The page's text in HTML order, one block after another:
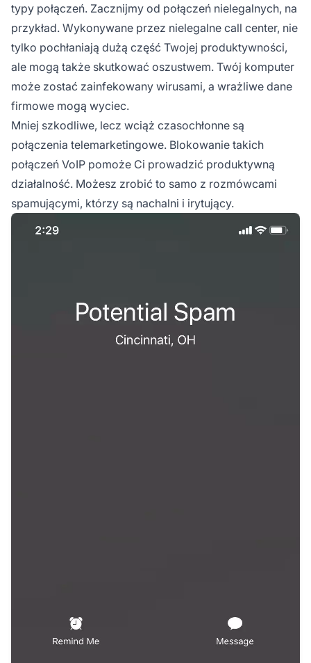
typy połączeń. Zacznijmy od połączeń nielegalnych, na
przykład. Wykonywane przez nielegalne call center, nie
tylko pochłaniają dużą część Twojej produktywności,
ale mogą także skutkować oszustwem. Twój komputer
może zostać zainfekowany wirusami, a wrażliwe dane
firmowe mogą wyciec.
Mniej szkodliwe, lecz wciąż czasochłonne są
połączenia telemarketingowe. Blokowanie takich
połączeń VoIP pomoże Ci prowadzić produktywną
działalność. Możesz zrobić to samo z rozmówcami
spamującymi, którzy są nachalni i irytujący.